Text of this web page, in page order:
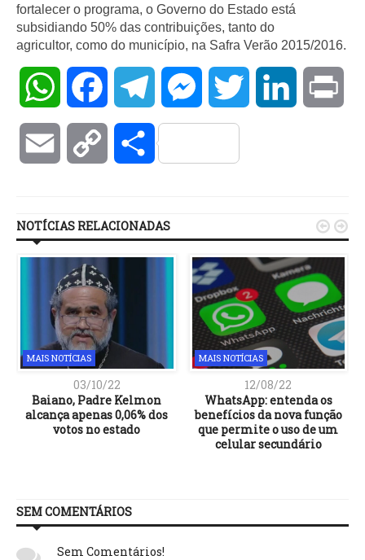
fortalecer o programa, o Governo do Estado está
subsidiando 50% das contribuições, tanto do
agricultor, como do município, na Safra Verão 2015/2016.
WhatsAppFacebookTelegramMessengerTwitter LinkedIn
Email Copy Compartilhar
NOTÍCIAS RELACIONADAS
MAIS NOTÍCIAS
03/10/22
Baiano, Padre Kelmon
alcança apenas 0,06% dos
votos no estado
MAIS NOTÍCIAS
12/08/22
WhatsApp: entenda os
benefícios da nova função
que permite o uso de um
celular secundário
 
SEM COMENTÁRIOS
Sem Comentários!